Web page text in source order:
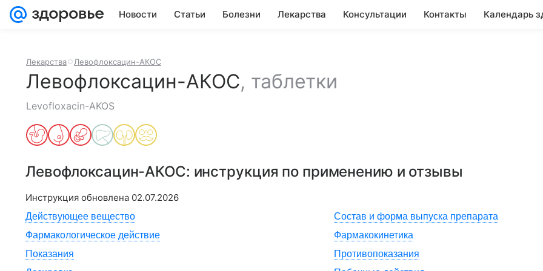
Новости Статьи Болезни Лекарства Консультации Контакты Календарь
Лекарства Левофлоксацин-АКОС
Левофлоксацин-АКОС, таблетки
Levofloxacin-AKOS
Левофлоксацин-АКОС: инструкция по применению и отзывы
Инструкция обновлена 02.07.2026
Действующее вещество
Состав и форма выпуска препарата
Фармакологическое действие
Фармакокинетика
Показания
Противопоказания